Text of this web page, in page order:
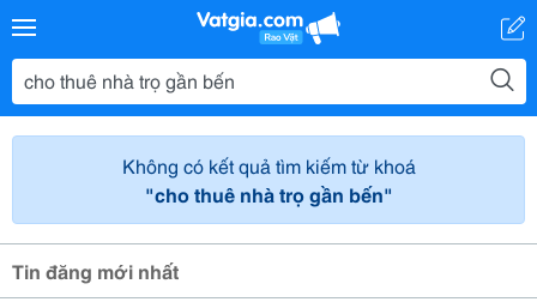
Không có kết quả tìm kiếm từ khoá
"cho thuê nhà trọ gần bến"
Tin đăng mới nhất